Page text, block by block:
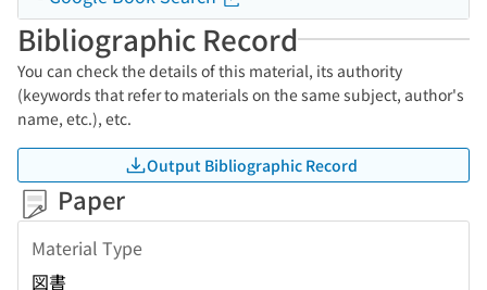
Bibliographic Record
You can check the details of this material, its authority
(keywords that refer to materials on the same subject, author's
name, etc.), etc.
Output Bibliographic Record
Paper
Material Type
図書